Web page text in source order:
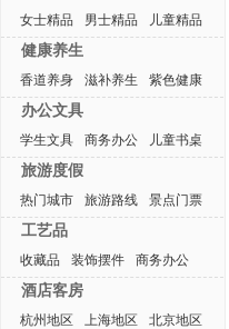
女士精品 男士精品 儿童精品
健康养生
香道养身 滋补养生 紫色健康
办公文具
学生文具 商务办公 儿童书桌
旅游度假
热门城市 旅游路线 景点门票
工艺品
收藏品 装饰摆件 商务办公
酒店客房
杭州地区 上海地区 北京地区
热门排行